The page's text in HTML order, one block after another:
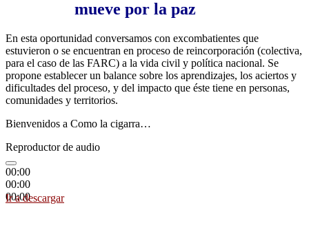
mueve por la paz
En esta oportunidad conversamos con excombatientes que
estuvieron o se encuentran en proceso de reincorporación (colectiva,
para el caso de las FARC) a la vida civil y política nacional. Se
propone establecer un balance sobre los aprendizajes, los aciertos y
dificultades del proceso, y del impacto que éste tiene en personas,
comunidades y territorios.
Bienvenidos a Como la cigarra…
Reproductor de audio
00:00
00:00
00:00
Ir a descargar